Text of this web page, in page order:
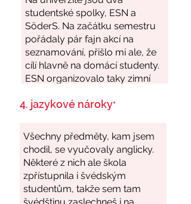
4. jazykové nároky*